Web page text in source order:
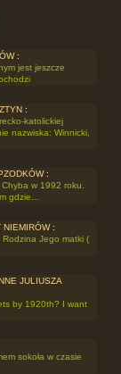
:
jest jeszcze
:
katolickiej
nazwiska: Winnicki,
:
w 1992 roku.
gdzie…
NIEMIRÓW:
Rodzina Jego matki (
JULIUSZA
by 1920th? I want
sokoła w czasie